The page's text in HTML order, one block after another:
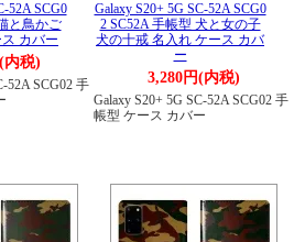
52A SCG0
と鳥かご
カバー
内税)
52A SCG02 手
Galaxy S20+ 5G SC-52A SCG0
2 SC52A 手帳型 犬と女の子
犬の十戒 名入れ ケース カバ
ー
3,280円(内税)
Galaxy S20+ 5G SC-52A SCG02 手
帳型 ケース カバー